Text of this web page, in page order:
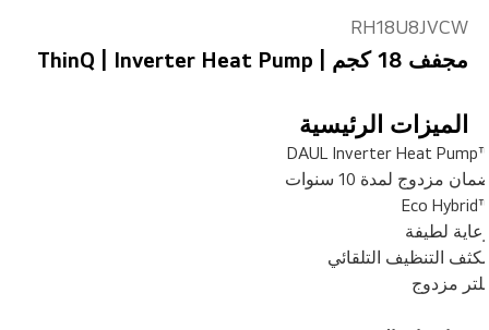
RH18U8JVCW
مجفف 18 كجم | ThinQ | Inverter Heat Pump
الميزات الرئيسية
™DAUL
مزدوج لمدة 10 سنوات
™Eco
لطيفة
التنظيف التلقائي
مزدوج